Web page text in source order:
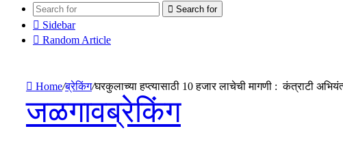
Search for
Sidebar
Random Article
Home/ब्रेकिंग/घरकुलाच्या हप्त्यासाठी 10 हजार लाचेची मागणी : कंत्राटी
जळगावब्रेकिंग